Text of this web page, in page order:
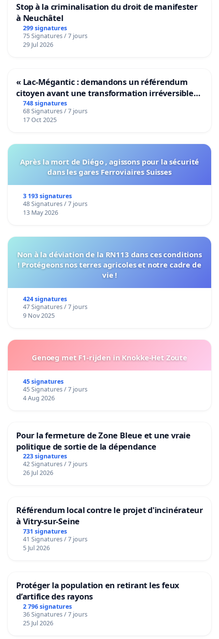
Stop à la criminalisation du droit de manifester
à Neuchâtel
299 signatures
75 Signatures / 7 jours
29 Jul 2026
« Lac-Mégantic : demandons un référendum
citoyen avant une transformation irréversible
de notre territoire »
748 signatures
68 Signatures / 7 jours
17 Oct 2025
Après la mort de Diégo , agissons pour la sécurité
dans les gares Ferroviaires Suisses
3 193 signatures
48 Signatures / 7 jours
13 May 2026
Non à la déviation de la RN113 dans ces conditions
! Protégeons nos terres agricoles et notre cadre de
vie !
424 signatures
47 Signatures / 7 jours
9 Nov 2025
Genoeg met F1-rijden in Knokke-Het Zoute
45 signatures
45 Signatures / 7 jours
4 Aug 2026
Pour la fermeture de Zone Bleue et une vraie
politique de sortie de la dépendance
223 signatures
42 Signatures / 7 jours
26 Jul 2026
Référendum local contre le projet d'incinérateur
à Vitry-sur-Seine
731 signatures
41 Signatures / 7 jours
5 Jul 2026
Protéger la population en retirant les feux
d’artifice des rayons
2 796 signatures
36 Signatures / 7 jours
25 Jul 2026